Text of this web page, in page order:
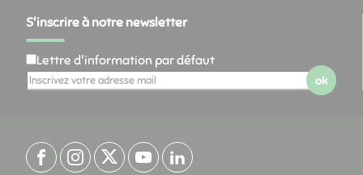
S'inscrire à notre newsletter
Lettre d'information par défaut
ok